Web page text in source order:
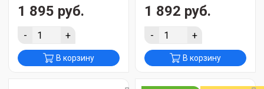
1 895 руб.
- +
В корзину
1 892 руб.
- +
В корзину